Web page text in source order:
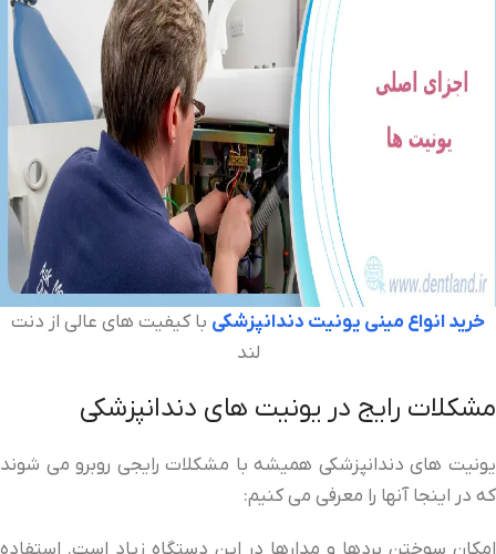
خرید انواع مینی یونیت دندانپزشکی با کیفیت های عالی از دنت
لند
مشکلات رایج در یونیت های دندانپزشکی
یونیت های دندانپزشکی همیشه با مشکلات رایجی روبرو می شوند
که در اینجا آنها را معرفی می کنیم: